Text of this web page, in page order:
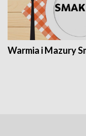
Warmia i Mazury